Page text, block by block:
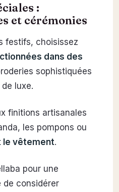
:
et cérémonies
festifs, choisissez
dans des
sophistiquées
luxe.
finitions artisanales
les pompons ou
le vêtement.
pour une
de considérer